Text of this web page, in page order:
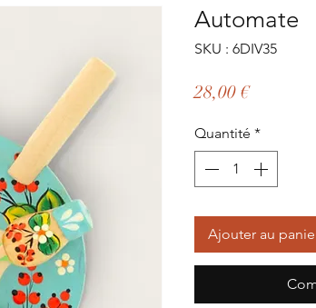
Automate
SKU : 6DIV35
28,00 €Prix
Quantité *
Ajouter au